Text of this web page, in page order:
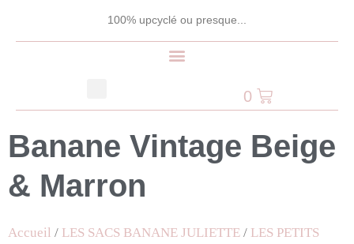
100% upcyclé ou presque...
0
Banane Vintage Beige
& Marron
Accueil / LES SACS BANANE JULIETTE / LES PETITS